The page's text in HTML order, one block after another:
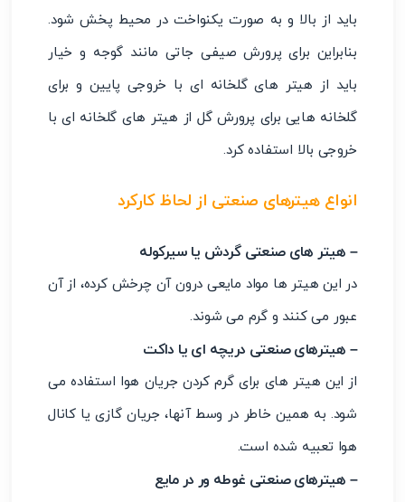
باید از بالا و به صورت یکنواخت در محیط پخش شود.
بنابراین برای پرورش صیفی جاتی مانند گوجه و خیار
باید از هیتر های گلخانه ای با خروجی پایین و برای
گلخانه هایی برای پرورش گل از هیتر های گلخانه ای با
خروجی بالا استفاده کرد.
انواع هیترهای صنعتی از لحاظ کارکرد
– هیتر های صنعتی گردش یا سیرکوله
در این هیتر ها مواد مایعی درون آن چرخش کرده، از آن
عبور می کنند و گرم می شوند.
– هیترهای صنعتی دریچه ای یا داکت
از این هیتر های برای گرم کردن جریان هوا استفاده می
شود. به همین خاطر در وسط آنها، جریان گازی یا کانال
هوا تعبیه شده است.
– هیترهای صنعتی غوطه ور در مایع